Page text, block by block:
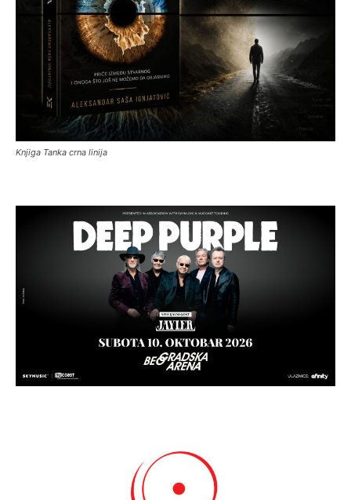
Knjiga Tanka crna linija